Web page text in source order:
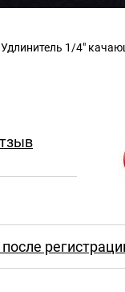
Удлинитель 1/4"